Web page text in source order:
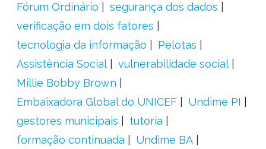
Fórum Ordinário
segurança dos dados
verificação em dois fatores
tecnologia da informação
Pelotas
Assistência Social
vulnerabilidade social
Millie Bobby Brown
Embaixadora Global do UNICEF
Undime PI
gestores municipais
tutoria
formação continuada
Undime BA